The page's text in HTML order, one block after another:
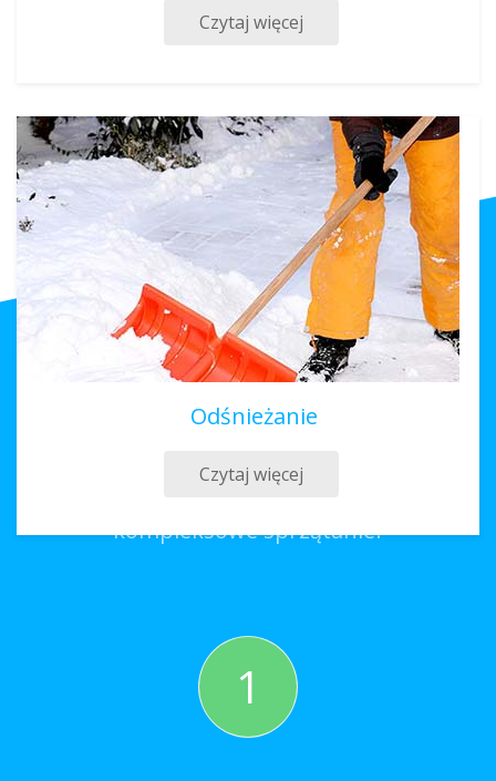
Czytaj więcej
Odśnieżanie
Czytaj więcej
kompleksowe sprzątanie?
1